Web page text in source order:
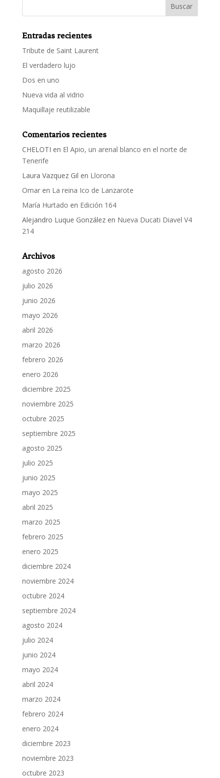
Entradas recientes
Tribute de Saint Laurent
El verdadero lujo
Dos en uno
Nueva vida al vidrio
Maquillaje reutilizable
Comentarios recientes
CHELOTI en El Apio, un arenal blanco en el norte de
Tenerife
Laura Vazquez Gil en Llorona
Omaren La reina Ico de Lanzarote
María Hurtado en Edición 164
Alejandro Luque Gonzálezen Nueva Ducati Diavel V4
214
Archivos
agosto 2026
julio 2026
junio 2026
mayo 2026
abril 2026
marzo 2026
febrero 2026
enero 2026
diciembre 2025
noviembre 2025
octubre 2025
septiembre 2025
agosto 2025
julio 2025
junio 2025
mayo 2025
abril 2025
marzo 2025
febrero 2025
enero 2025
diciembre 2024
noviembre 2024
octubre 2024
septiembre 2024
agosto 2024
julio 2024
junio 2024
mayo 2024
abril 2024
marzo 2024
febrero 2024
enero 2024
diciembre 2023
noviembre 2023
octubre 2023